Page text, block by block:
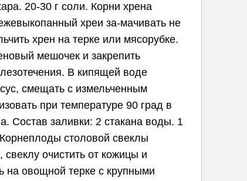
20-30 г соли. Корни хрена
хреи за-мачивать не
хрен на терке или мясорубке.
мешочек и закрепить
В кипящей воде
смещать с измельченным
при температуре 90 град в
Состав заливки: 2 стакана воды. 1
столовой свеклы
очистить от кожицы и
на овощной терке с крупными